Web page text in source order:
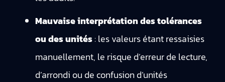
Mauvaise interprétation des tolérances
ou des unités: les valeurs étant ressaisies
manuellement, le risque d’erreur de lecture,
d’arrondi ou de confusion d’unités